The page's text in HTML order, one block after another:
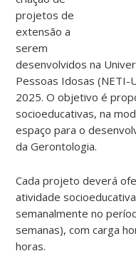
projetos de
extensão a
serem
desenvolvidos na
Pessoas Idosas (NETI-
2025. O objetivo é
socioeducativas, na
espaço para o
da Gerontologia.
Cada projeto deverá
atividade
semanalmente no
semanas), com carga
horas.